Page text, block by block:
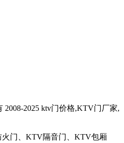
2025 ktv门价格,KTV门厂家,
门、KTV隔音门、KTV包厢